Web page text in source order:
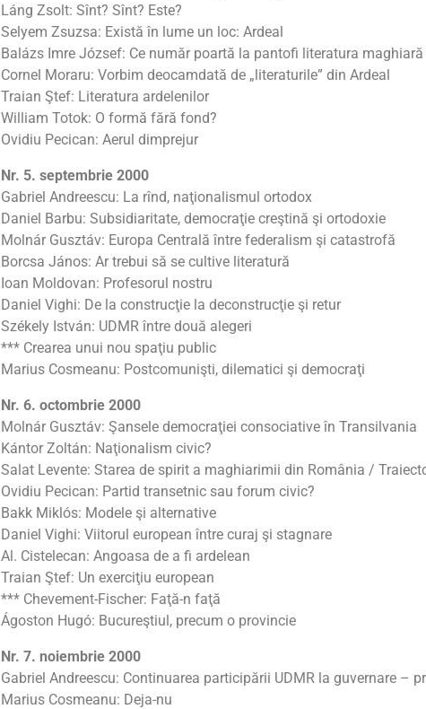
Láng Zsolt: Sînt? Sînt? Este?
Selyem Zsuzsa: Există în lume un loc: Ardeal
Balázs Imre József: Ce număr poartă la pantofi literatura
Cornel Moraru: Vorbim deocamdată de „literaturile” din Ardeal
Traian Ştef: Literatura ardelenilor
William Totok: O formă fără fond?
Ovidiu Pecican: Aerul dimprejur
Nr. 5. septembrie 2000
Gabriel Andreescu: La rînd, naţionalismul ortodox
Daniel Barbu: Subsidiaritate, democraţie creştină şi ortodoxie
Molnár Gusztáv: Europa Centrală între federalism şi catastrofă
Borcsa János: Ar trebui să se cultive literatură
Ioan Moldovan: Profesorul nostru
Daniel Vighi: De la construcţie la deconstrucţie şi retur
Székely István: UDMR între două alegeri
*** Crearea unui nou spaţiu public
Marius Cosmeanu: Postcomunişti, dilematici şi democraţi
Nr. 6. octombrie 2000
Molnár Gusztáv: Şansele democraţiei consociative în Transilvania
Kántor Zoltán: Naţionalism civic?
Salat Levente: Starea de spirit a maghiarimii din România /
Ovidiu Pecican: Partid transetnic sau forum civic?
Bakk Miklós: Modele şi alternative
Daniel Vighi: Viitorul european între curaj şi stagnare
Al. Cistelecan: Angoasa de a fi ardelean
Traian Ştef: Un exerciţiu european
*** Chevement-Fischer: Faţă-n faţă
Ágoston Hugó: Bucureştiul, precum o provincie
Nr. 7. noiembrie 2000
Gabriel Andreescu: Continuarea participării UDMR la guvernare –
Marius Cosmeanu: Deja-nu